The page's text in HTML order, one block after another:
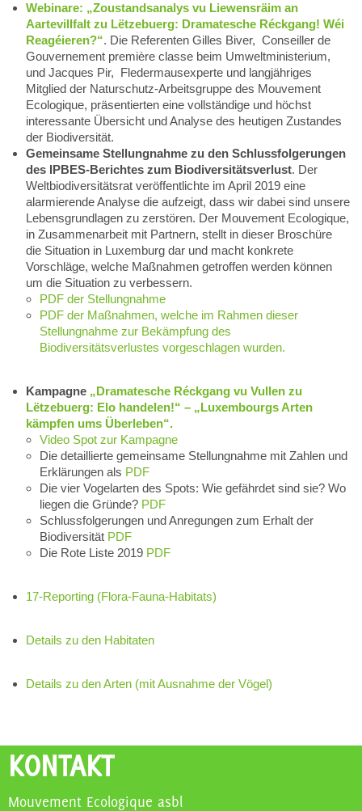
Webinare: „Zoustandsanalys vu Liewensräim an
Aartevillfalt zu Lëtzebuerg: Dramatesche Réckgang! Wéi
Reagéieren?“. Die Referenten Gilles Biver, Conseiller de
Gouvernement première classe beim Umweltministerium,
und Jacques Pir, Fledermausexperte und langjähriges
Mitglied der Naturschutz-Arbeitsgruppe des Mouvement
Ecologique, präsentierten eine vollständige und höchst
interessante Übersicht und Analyse des heutigen Zustandes
der Biodiversität.
Gemeinsame Stellungnahme zu den Schlussfolgerungen
des IPBES-Berichtes zum Biodiversitätsverlust. Der
Weltbiodiversitätsrat veröffentlichte im April 2019 eine
alarmierende Analyse die aufzeigt, dass wir dabei sind unsere
Lebensgrundlagen zu zerstören. Der Mouvement Ecologique,
in Zusammenarbeit mit Partnern, stellt in dieser Broschüre
die Situation in Luxemburg dar und macht konkrete
Vorschläge, welche Maßnahmen getroffen werden können
um die Situation zu verbessern.
PDF der Stellungnahme
PDF der Maßnahmen, welche im Rahmen dieser
Stellungnahme zur Bekämpfung des
Biodiversitätsverlustes vorgeschlagen wurden.
Kampagne „Dramatesche Réckgang vu Vullen zu
Lëtzebuerg: Elo handelen!“ – „Luxembourgs Arten
kämpfen ums Überleben“.
Video Spot zur Kampagne
Die detaillierte gemeinsame Stellungnahme mit Zahlen und
Erklärungen als PDF
Die vier Vogelarten des Spots: Wie gefährdet sind sie? Wo
liegen die Gründe? PDF
Schlussfolgerungen und Anregungen zum Erhalt der
Biodiversität PDF
Die Rote Liste 2019 PDF
17-Reporting (Flora-Fauna-Habitats)
Details zu den Habitaten
Details zu den Arten (mit Ausnahme der Vögel)
KONTAKT
Mouvement Ecologique asbl